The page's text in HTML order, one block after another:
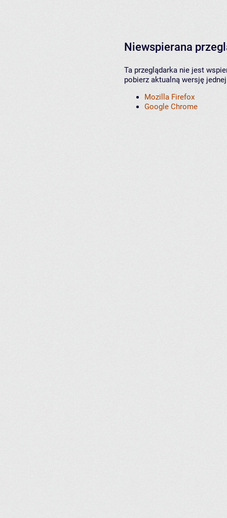
Niewspierana
Ta przeglądarka nie jest
pobierz aktualną wersję
Mozilla Firefox
Google Chrome